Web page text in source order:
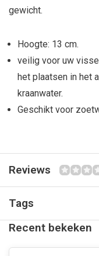
gewicht.
Hoogte: 13 cm.
veilig voor uw
het plaatsen in het
kraanwater.
Geschikt voor
Reviews
Tags
Recent bekeken